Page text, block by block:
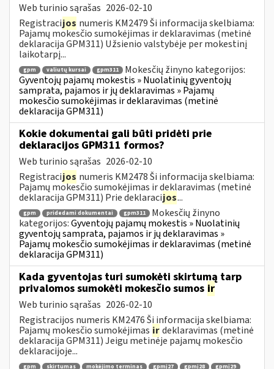
Web turinio sąrašas 2026-02-10
Registracijos numeris KM2479 Ši informacija skelbiama:
Pajamų mokesčio sumokėjimas ir deklaravimas (metinė
deklaracija GPM311) Užsienio valstybėje per mokestinį
laikotarpį...
gpm valiutų kursai gpm311
Mokesčių žinyno kategorijos:
Gyventojų pajamų mokestis » Nuolatinių gyventojų
samprata, pajamos ir jų deklaravimas » Pajamų
mokesčio sumokėjimas ir deklaravimas (metinė
deklaracija GPM311)
Kokie dokumentai gali būti pridėti prie
deklaracijos GPM311 formos?
Web turinio sąrašas 2026-02-10
Registracijos numeris KM2478 Ši informacija skelbiama:
Pajamų mokesčio sumokėjimas ir deklaravimas (metinė
deklaracija GPM311) Prie deklaracijos...
gpm pridedami dokumentai gpm311
Mokesčių žinyno
kategorijos:Gyventojų pajamų mokestis » Nuolatinių
gyventojų samprata, pajamos ir jų deklaravimas »
Pajamų mokesčio sumokėjimas ir deklaravimas (metinė
deklaracija GPM311)
Kada gyventojas turi sumokėti skirtumą tarp
privalomos sumokėti mokesčio sumos ir
Web turinio sąrašas 2026-02-10
Registracijos numeris KM2476 Ši informacija skelbiama:
Pajamų mokesčio sumokėjimas irdeklaravimas (metinė
deklaracija GPM311) Jeigu metinėje pajamų mokesčio
deklaracijoje...
gpm skirtumas mokėjimo terminas gpmį27 gpmį28 gpmį29